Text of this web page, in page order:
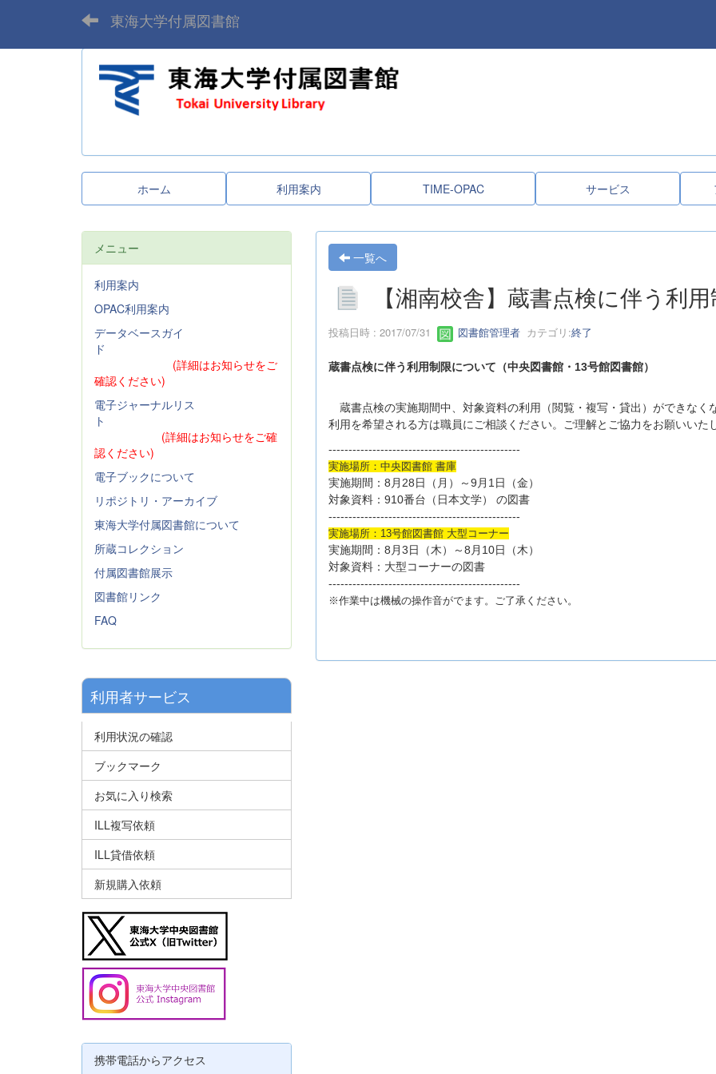
東海大学付属図書館
ホーム 利用案内 TIME-OPAC サービス
一覧へ
【湘南校舎】蔵書点検に伴う利
投稿日時 : 2017/07/31 図書館管理者カテゴリ:終了
蔵書点検に伴う利用制限について（中央図書館・13号館図書館）
蔵書点検の実施期間中、対象資料の利用（閲覧・複写・貸出）ができなく
利用を希望される方は職員にご相談ください。ご理解とご協力をお願いいた
------------------------------------------------
実施場所：中央図書館 書庫
実施期間：8月28日（月）～9月1日（金）
対象資料：910番台（日本文学） の図書
------------------------------------------------
実施場所：13号館図書館 大型コーナー
実施期間：8月3日（木）～8月10日（木）
対象資料：大型コーナーの図書
------------------------------------------------
※作業中は機械の操作音がでます。ご了承ください。
メニュー
利用案内
OPAC利用案内
データベースガイ
ド
(詳細はお知らせをご
確認ください)
電子ジャーナルリス
ト
(詳細はお知らせをご確
認ください)
電子ブックについて
リポジトリ・アーカイブ
東海大学付属図書館について
所蔵コレクション
付属図書館展示
図書館リンク
FAQ
利用者サービス
利用状況の確認
ブックマーク
お気に入り検索
ILL複写依頼
ILL貸借依頼
新規購入依頼
携帯電話からアクセス